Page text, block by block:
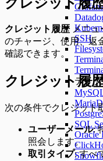
SSH
デー
SQL
Oracle
クレジット履歴メニュ
のチャージ、使用、返
確認できます。
クレジット履
次の条件でクレジット
ユーザーメール:
照会します。
取引タイプ: すべ